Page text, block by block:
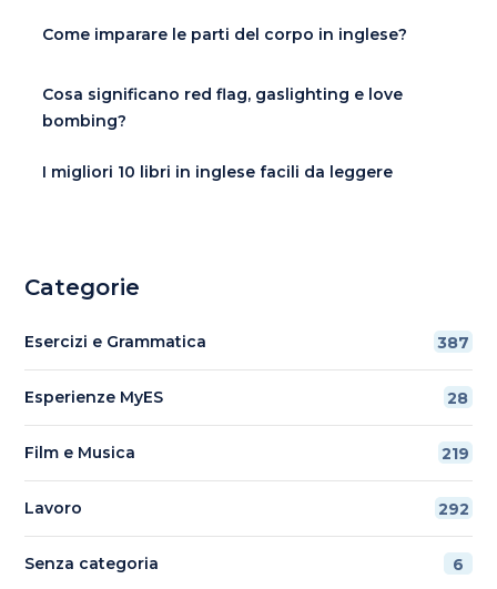
Come imparare le parti del corpo in inglese?
Cosa significano red flag, gaslighting e love
bombing?
I migliori 10 libri in inglese facili da leggere
Categorie
Esercizi e Grammatica 387
Esperienze MyES 28
Film e Musica 219
Lavoro 292
Senza categoria 6